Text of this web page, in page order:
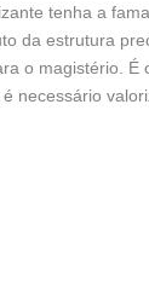
tenha a
da estrutura
o magistério.
necessário